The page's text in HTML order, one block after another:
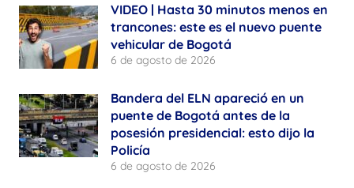
VIDEO | Hasta 30 minutos menos en
trancones: este es el nuevo puente
vehicular de Bogotá
6 de agosto de 2026
Bandera del ELN apareció en un
puente de Bogotá antes de la
posesión presidencial: esto dijo la
Policía
6 de agosto de 2026